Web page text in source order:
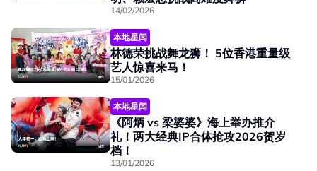
14/02/2026
本地星闻
林德荣挑战舞龙狮！ 5位香港重量级
艺人惊喜来马！
15/01/2026
本地星闻
《阿炳 vs 梁婆婆》海上举办推介
礼！两大经典IP合体抢攻2026贺岁
档！
13/01/2026